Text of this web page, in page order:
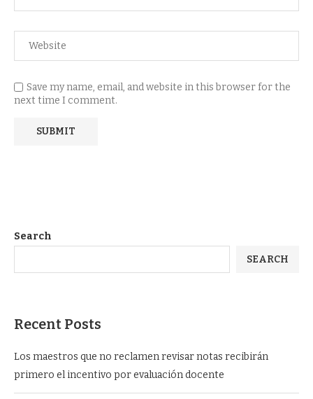
Save my name, email, and website in this browser for the
next time I comment.
Search
SEARCH
Recent Posts
Los maestros que no reclamen revisar notas recibirán
primero el incentivo por evaluación docente